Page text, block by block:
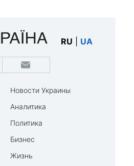
RU UA
Новости Украины
Аналитика
Политика
Бизнес
Жизнь